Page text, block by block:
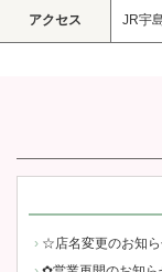
アクセス JR宇
☆店名変更のお知